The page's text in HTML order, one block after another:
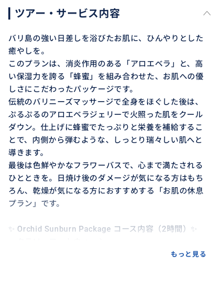
ツアー・サービス内容
バリ島の強い日差しを浴びたお肌に、ひんやりとした
癒やしを。
このプランは、消炎作用のある「アロエベラ」と、高
い保湿力を誇る「蜂蜜」を組み合わせた、お肌への優
しさにこだわったパッケージです。
伝統のバリニーズマッサージで全身をほぐした後は、
ぷるぷるのアロエベラジェリーで火照った肌をクール
ダウン。仕上げに蜂蜜でたっぷりと栄養を補給するこ
とで、内側から弾むような、しっとり瑞々しい肌へと
導きます。
最後は色鮮やかなフラワーバスで、心まで満たされる
ひとときを。日焼け後のダメージが気になる方はもち
ろん、乾燥が気になる方におすすめする「お肌の休息
プラン」です。
✨ Orchid Sunburn Package コース内容（2時間）✨
もっと見る